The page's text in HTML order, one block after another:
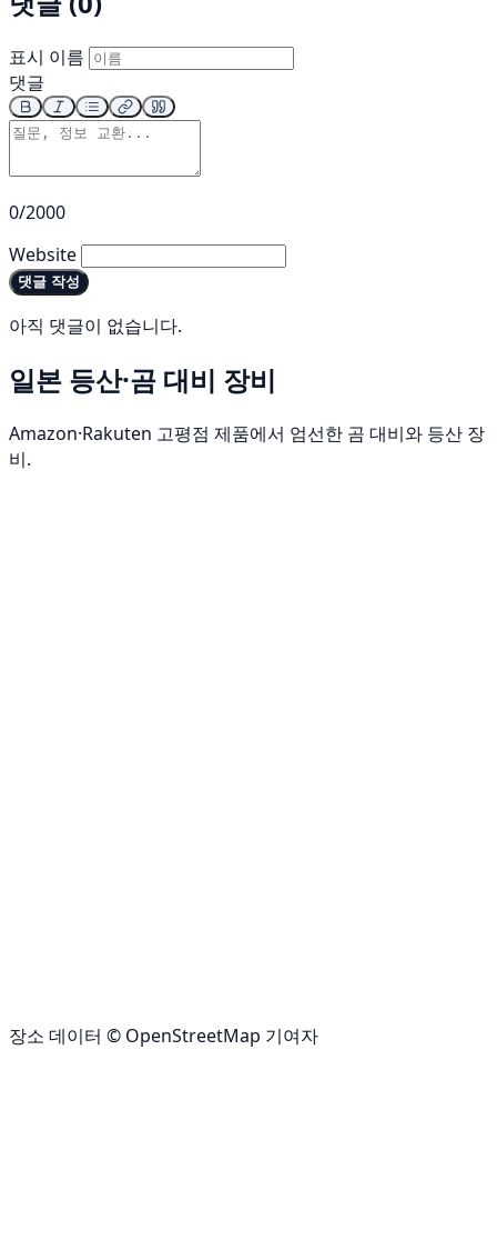
표시 이름
댓글
0/2000
Website
댓글 작성
아직 댓글이 없습니다.
일본 등산·곰 대비 장비
Amazon·Rakuten 고평점 제품에서 엄선한 곰 대비와 등산 장
비.
장소 데이터 © OpenStreetMap 기여자